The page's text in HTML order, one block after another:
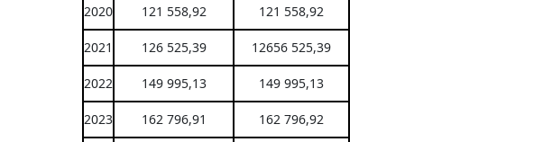
2020
121 558,92 121 558,92
2021 126 525,39 12656 525,39
2022 149 995,13 149 995,13
2023 162 796,91 162 796,92